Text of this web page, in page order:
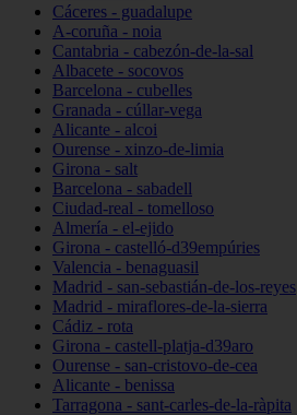
Cáceres - guadalupe
A-coruña - noia
Cantabria - cabezón-de-la-sal
Albacete - socovos
Barcelona - cubelles
Granada - cúllar-vega
Alicante - alcoi
Ourense - xinzo-de-limia
Girona - salt
Barcelona - sabadell
Ciudad-real - tomelloso
Almería - el-ejido
Girona - castelló-d39empúries
Valencia - benaguasil
Madrid - san-sebastián-de-los-reyes
Madrid - miraflores-de-la-sierra
Cádiz - rota
Girona - castell-platja-d39aro
Ourense - san-cristovo-de-cea
Alicante - benissa
Tarragona - sant-carles-de-la-ràpita